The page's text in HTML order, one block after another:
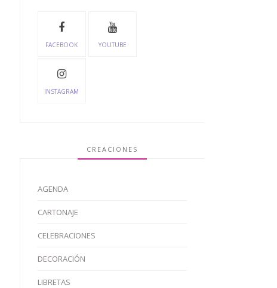
FACEBOOK YOUTUBE
INSTAGRAM
CREACIONES
AGENDA
CARTONAJE
CELEBRACIONES
DECORACIÓN
LIBRETAS